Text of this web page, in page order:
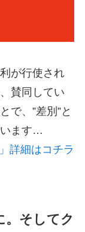
が行使され
賛同してい
で、”差別”と
います…
詳細はコチラ
。そしてク